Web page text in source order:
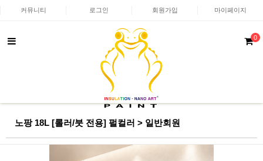
커뮤니티 로그인 회원가입 마이페이지
0
노팡 18L [롤러/붓 전용] 펄컬러 > 일반회원